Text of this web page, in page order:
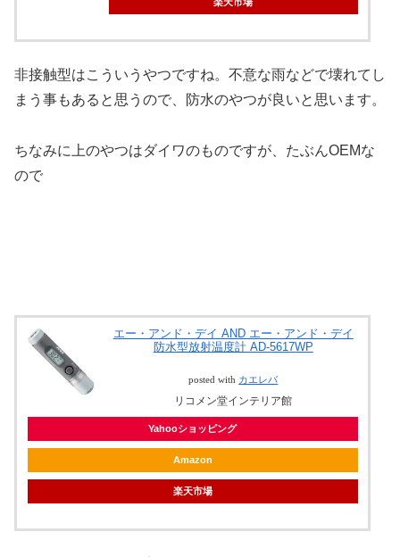
非接触型はこういうやつですね。不意な雨などで壊れてし
まう事もあると思うので、防水のやつが良いと思います。
ちなみに上のやつはダイワのものですが、たぶんOEMな
ので
エー・アンド・デイ AND エー・アンド・デイ
防水型放射温度計 AD-5617WP
posted with カエレバ
リコメン堂インテリア館
Yahooショッピング
Amazon
楽天市場